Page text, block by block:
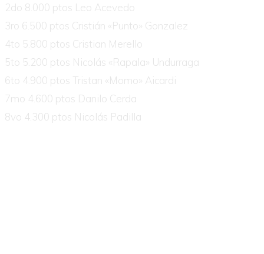
2do 8.000 ptos Leo Acevedo
3ro 6.500 ptos Cristián «Punto» Gonzalez
4to 5.800 ptos Cristian Merello
5to 5.200 ptos Nicolás «Rapala» Undurraga
6to 4.900 ptos Tristan «Momo» Aicardi
7mo 4.600 ptos Danilo Cerda
8vo 4.300 ptos Nicolás Padilla